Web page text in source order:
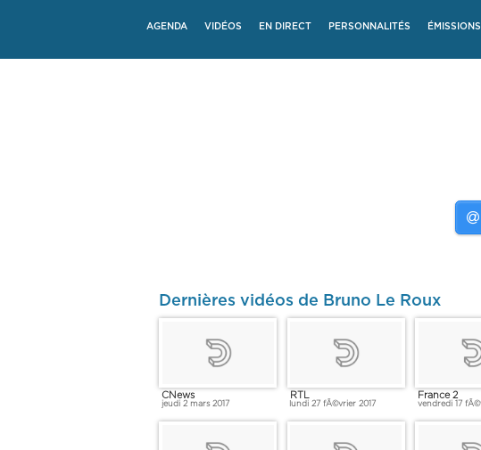
AGENDA VIDÉOS EN DIRECT PERSONNALITÉS ÉMISSIONS
Dernières vidéos de Bruno Le Roux
CNews
jeudi 2 mars 2017
RTL
lundi 27 fÃ©vrier 2017
France 2
vendredi 17